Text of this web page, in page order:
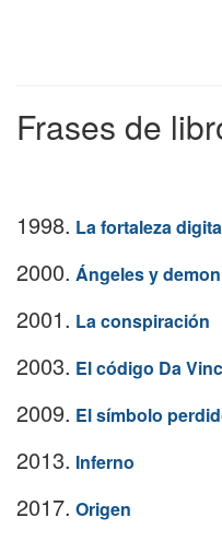
Frases de
1998. La fortaleza
2000. Ángeles y
2001. La conspiración
2003. El código Da
2009. El símbolo
2013. Inferno
2017. Origen